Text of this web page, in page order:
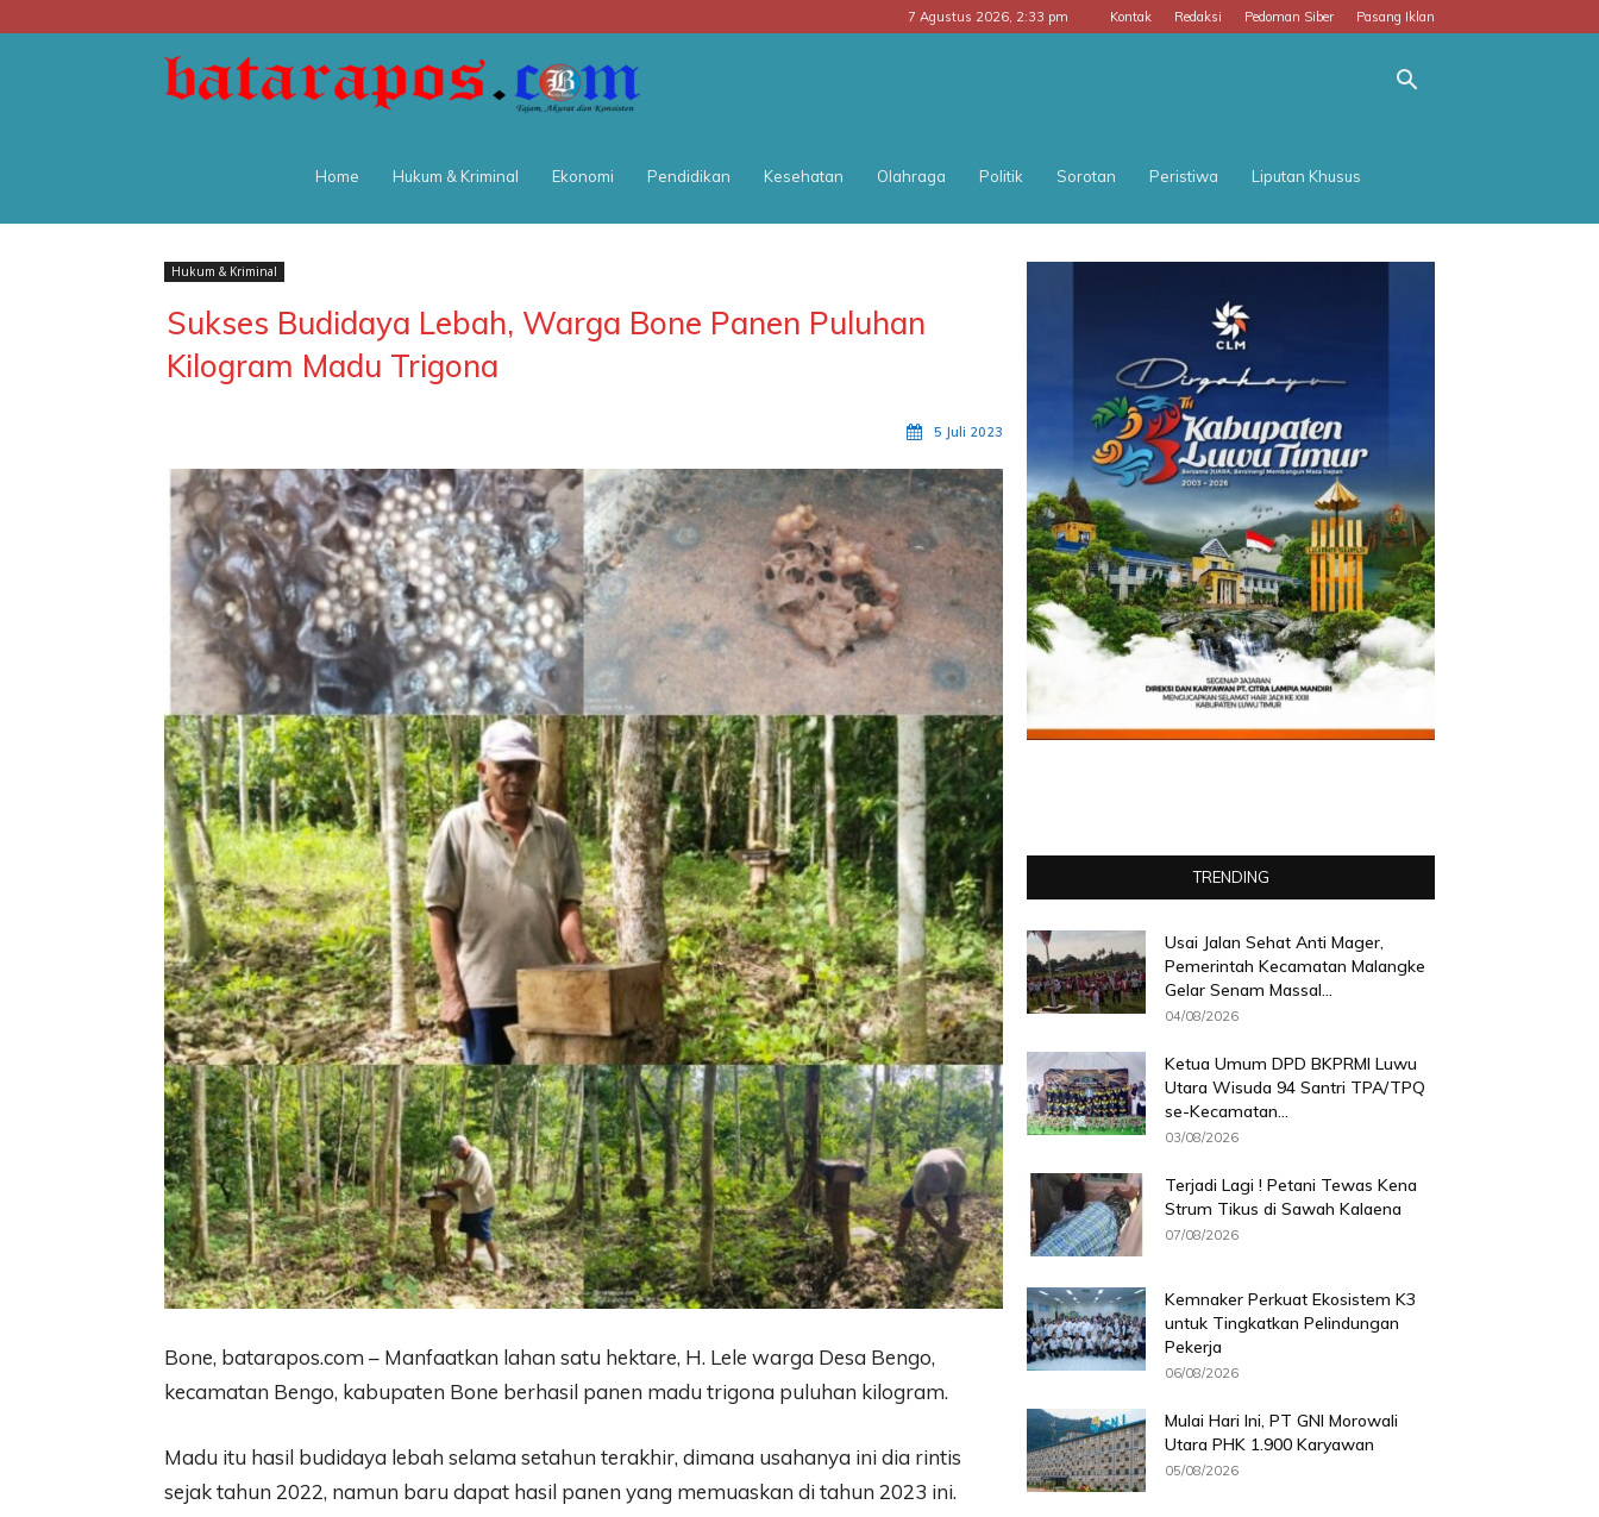
7 Agustus 2026, 2:33 pm Kontak Redaksi Pedoman Siber Pasang Iklan
POS
Home Hukum & Kriminal Ekonomi Pendidikan Kesehatan Olahraga Politik Sorotan Peristiwa Liputan Khusus
Hukum & Kriminal
Sukses Budidaya Lebah, Warga Bone Panen Puluhan
Kilogram Madu Trigona
5 Juli 2023
Bone, batarapos.com – Manfaatkan lahan satu hektare, H. Lele warga Desa Bengo,
kecamatan Bengo, kabupaten Bone berhasil panen madu trigona puluhan kilogram.
Madu itu hasil budidaya lebah selama setahun terakhir, dimana usahanya ini dia rintis
sejak tahun 2022, namun baru dapat hasil panen yang memuaskan di tahun 2023 ini.
TRENDING
Usai Jalan Sehat Anti Mager,
Pemerintah Kecamatan Malangke
Gelar Senam Massal...
04/08/2026
Ketua Umum DPD BKPRMI Luwu
Utara Wisuda 94 Santri TPA/TPQ
se-Kecamatan...
03/08/2026
Terjadi Lagi ! Petani Tewas Kena
Strum Tikus di Sawah Kalaena
07/08/2026
Kemnaker Perkuat Ekosistem K3
untuk Tingkatkan Pelindungan
Pekerja
06/08/2026
Mulai Hari Ini, PT GNI Morowali
Utara PHK 1.900 Karyawan
05/08/2026